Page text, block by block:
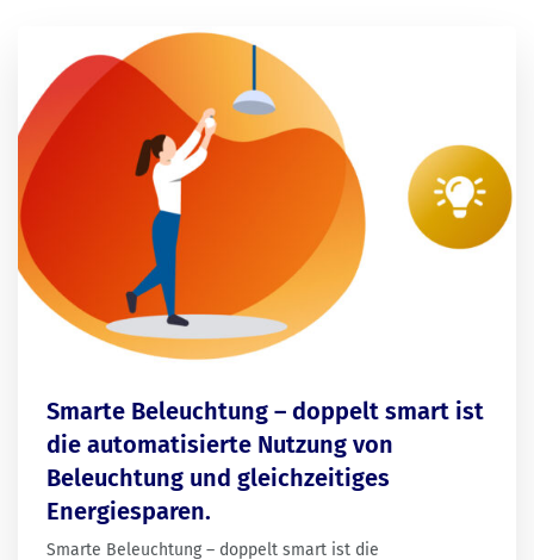
Smarte Beleuchtung – doppelt smart ist
die automatisierte Nutzung von
Beleuchtung und gleichzeitiges
Energiesparen.
Smarte Beleuchtung – doppelt smart ist die